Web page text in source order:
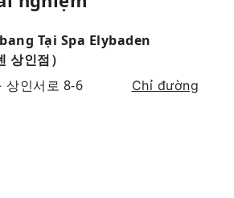
Tại Spa Elybaden
인점）
상인서로 8-6
Chỉ đường